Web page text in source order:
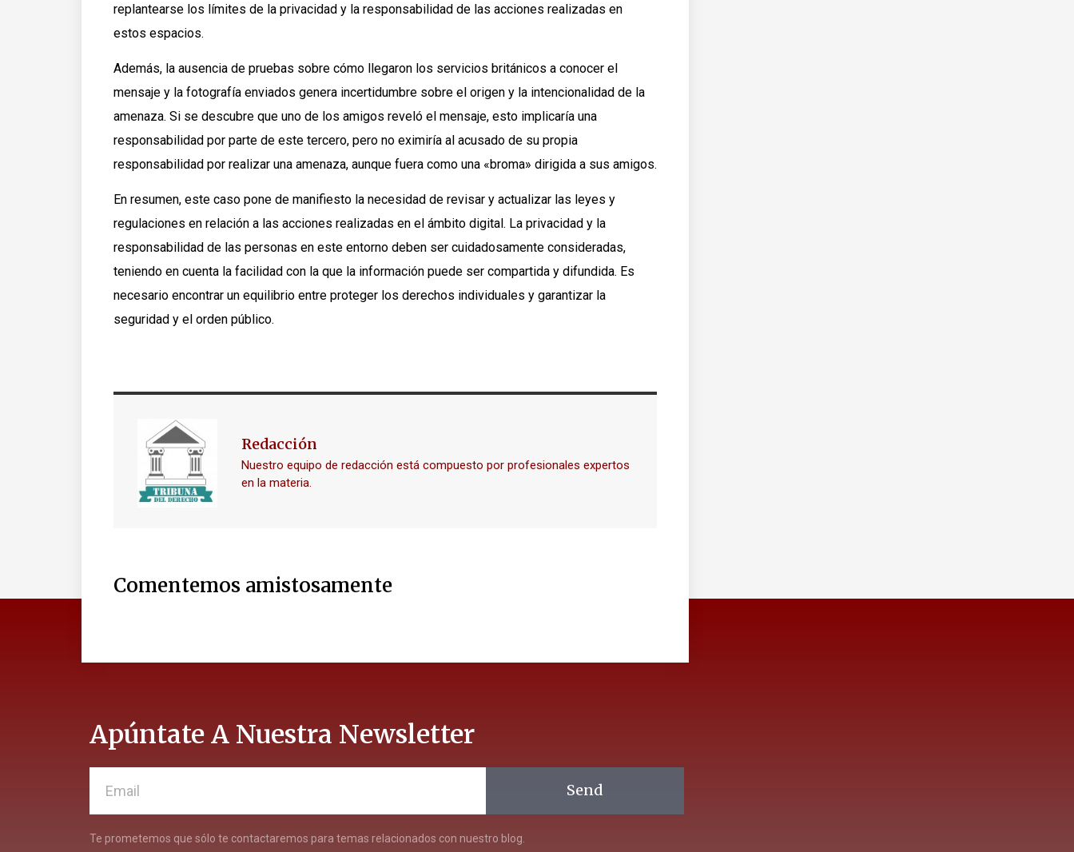
replantearse los límites de la privacidad y la responsabilidad de las acciones realizadas en
estos espacios.
Además, la ausencia de pruebas sobre cómo llegaron los servicios británicos a conocer el
mensaje y la fotografía enviados genera incertidumbre sobre el origen y la intencionalidad de la
amenaza. Si se descubre que uno de los amigos reveló el mensaje, esto implicaría una
responsabilidad por parte de este tercero, pero no eximiría al acusado de su propia
responsabilidad por realizar una amenaza, aunque fuera como una «broma» dirigida a sus amigos.
En resumen, este caso pone de manifiesto la necesidad de revisar y actualizar las leyes y
regulaciones en relación a las acciones realizadas en el ámbito digital. La privacidad y la
responsabilidad de las personas en este entorno deben ser cuidadosamente consideradas,
teniendo en cuenta la facilidad con la que la información puede ser compartida y difundida. Es
necesario encontrar un equilibrio entre proteger los derechos individuales y garantizar la
seguridad y el orden público.
Redacción
Nuestro equipo de redacción está compuesto por profesionales expertos
en la materia.
Comentemos amistosamente
Apúntate A Nuestra Newsletter
Send
Te prometemos que sólo te contactaremos para temas relacionados con nuestro blog.